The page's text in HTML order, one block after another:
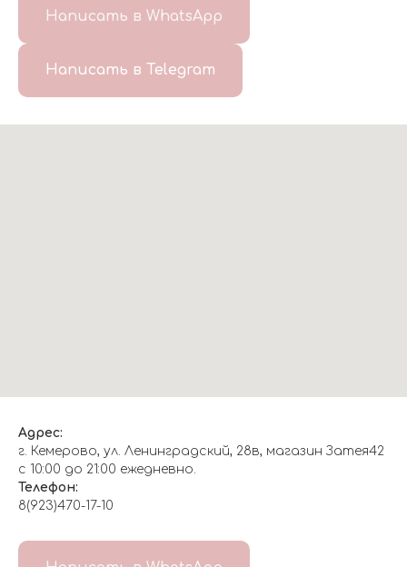
Написать в WhatsApp
Написать в Telegram
Адрес:
г. Кемерово, ул. Ленинградский, 28в, магазин Затея42
с 10:00 до 21:00 ежедневно.
Телефон:
8(923)470-17-10